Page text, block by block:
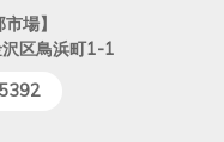
場】
沢区鳥浜町1-1